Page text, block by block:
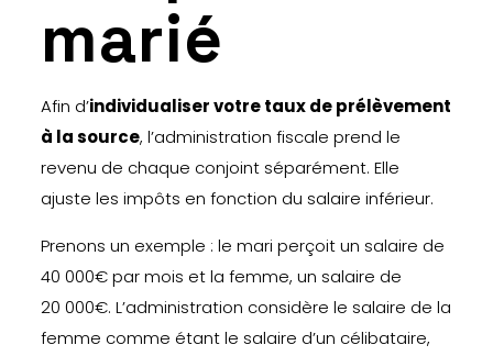
marié
Afin d’individualiser votre taux de prélèvement
à la source, l’administration fiscale prend le
revenu de chaque conjoint séparément. Elle
ajuste les impôts en fonction du salaire inférieur.
Prenons un exemple : le mari perçoit un salaire de
40 000€ par mois et la femme, un salaire de
20 000€. L’administration considère le salaire de la
femme comme étant le salaire d’un célibataire,